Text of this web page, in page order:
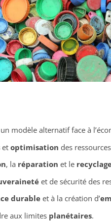
modèle alternatif face à
et optimisation des
, la réparation et le
et de sécurité des
durableet à la création d’
aux limites planétaires.